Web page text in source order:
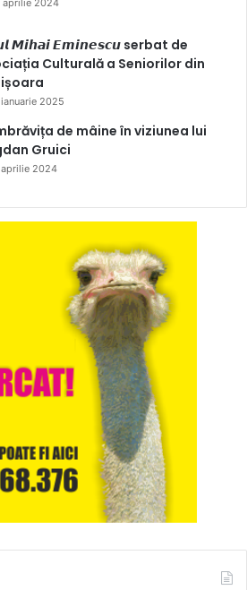
aprilie 2024
𝙈𝙞𝙝𝙖𝙞 𝙀𝙢𝙞𝙣𝙚𝙨𝙘𝙪 serbat de
Culturală a Seniorilor din
2025
de mâine în viziunea lui
Gruici
aprilie 2024